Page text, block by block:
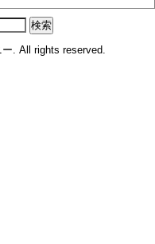
. All rights reserved.